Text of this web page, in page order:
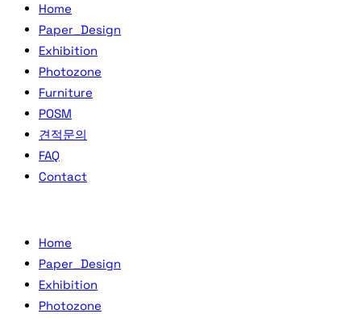
Home
Paper_Design
Exhibition
Photozone
Furniture
POSM
견적문의
FAQ
Contact
Home
Paper_Design
Exhibition
Photozone